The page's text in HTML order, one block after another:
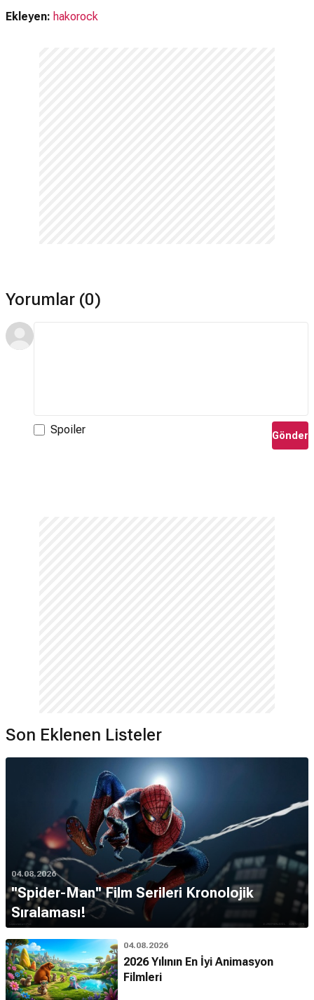
Ekleyen: hakorock
Yorumlar (0)
Spoiler Gönder
Son Eklenen Listeler
04.08.2026
''Spider-Man'' Film Serileri Kronolojik
Sıralaması!
04.08.2026
2026 Yılının En İyi Animasyon
Filmleri